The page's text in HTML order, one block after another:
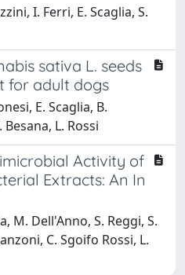
I. Ferri, E. Scaglia, S.
sativa L. seeds
for adult dogs
E. Scaglia, B.
L. Rossi
Activity of
Extracts: An In
M. Dell'Anno, S. Reggi, S.
C. Sgoifo Rossi, L.